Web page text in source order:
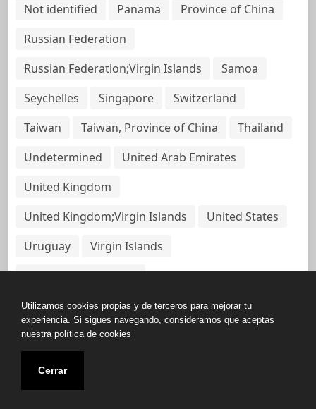
Not identified
Panama
Province of China
Russian Federation
Russian Federation;Virgin Islands
Samoa
Seychelles
Singapore
Switzerland
Taiwan
Taiwan, Province of China
Thailand
Undetermined
United Arab Emirates
United Kingdom
United Kingdom;Virgin Islands
United States
Uruguay
Virgin Islands
Virgin Islands, British
Copyright © All rights reserved.
Base de Datos de Papeles Del Panamá
Utilizamos cookies propias y de terceros para mejorar tu
experiencia. Si sigues navegando, consideramos que aceptas
nuestra política de cookies
Cerrar